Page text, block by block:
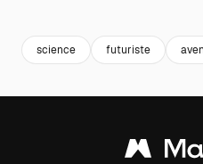
science futuriste